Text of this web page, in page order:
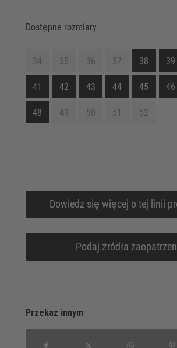
Dostępne rozmiary
34 35 36 37 38 39
41 42 43 44 45 46
48 49 50 51 52
Dowiedz się więcej o tej linii
Podaj źródła
Przekaz innym